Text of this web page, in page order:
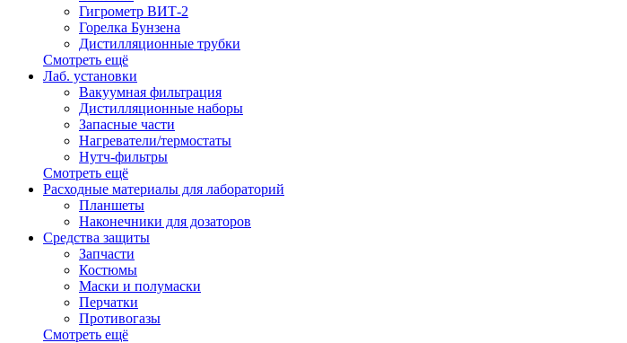
Гигрометр ВИТ-2
Горелка Бунзена
Дистилляционные трубки
Смотреть ещё
Лаб. установки
Вакуумная фильтрация
Дистилляционные наборы
Запасные части
Нагреватели/термостаты
Нутч-фильтры
Смотреть ещё
Расходные материалы для лабораторий
Планшеты
Наконечники для дозаторов
Средства защиты
Запчасти
Костюмы
Маски и полумаски
Перчатки
Противогазы
Смотреть ещё